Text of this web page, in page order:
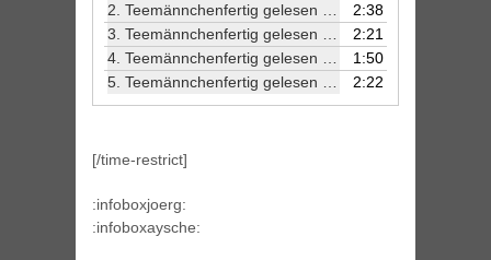
2. Teemännchenfertig gelesen von Jörg Petzold (2/5)
2:38
3. Teemännchenfertig gelesen von Jörg Petzold (3/5)
2:21
4. Teemännchenfertig gelesen von Jörg Petzold (4/5)
1:50
5. Teemännchenfertig gelesen von Jörg Petzold (5/5) 2:22
[/time-restrict]
:infoboxjoerg:
:infoboxaysche: